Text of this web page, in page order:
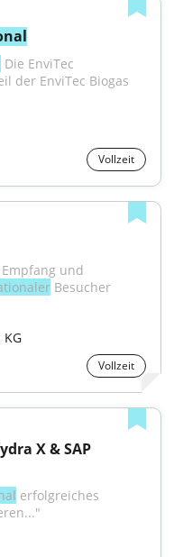
Die EnviTec
der EnviTec Biogas
Vollzeit
und
Besucher
Vollzeit
X & SAP
erfolgreiches